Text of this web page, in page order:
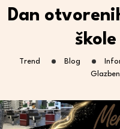
Dan
Trend Blog